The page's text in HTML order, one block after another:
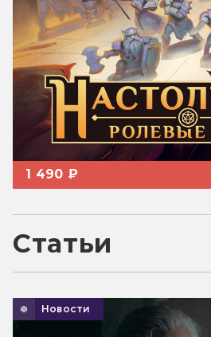
1 490 ₽
Статьи
Новости